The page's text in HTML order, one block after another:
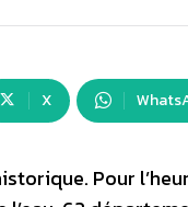
X
Pour